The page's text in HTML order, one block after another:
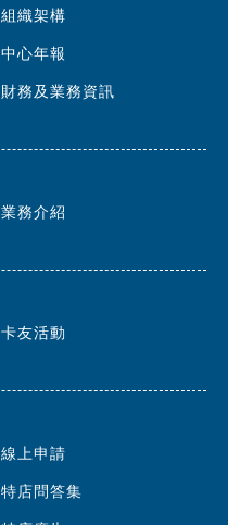
組織架構
中心年報
財務及業務資訊
業務介紹
卡友活動
線上申請
特店問答集